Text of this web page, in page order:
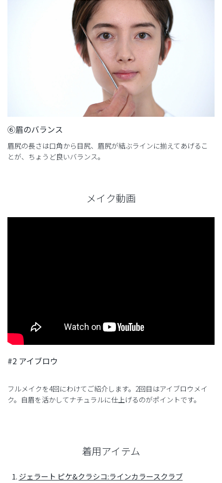
⑥眉のバランス
眉尻の長さは口角から目尻、眉尻が結ぶラインに揃えてあげるこ
とが、ちょうど良いバランス。
メイク動画
#2 アイブロウ
フルメイクを4回にわけてご紹介します。2回目はアイブロウメイ
ク。自眉を活かしてナチュラルに仕上げるのがポイントです。
着用アイテム
ジェラート ピケ&クラシコ:ラインカラースクラブ